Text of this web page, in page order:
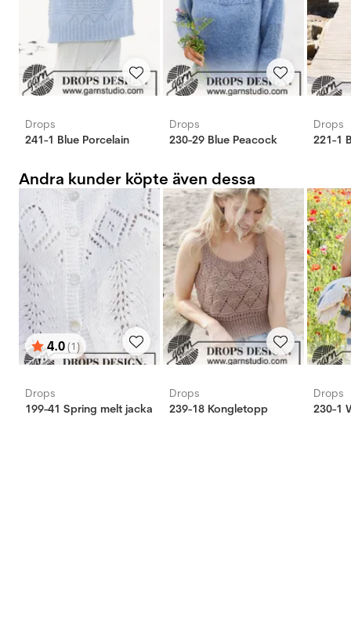
Drops
241-1 Blue Porcelain
Drops
230-29 Blue Peacock
Drops
221-1
Andra kunder köpte även dessa
Betyg:
4.0(1)
utav 5 stjärnor
Drops
199-41 Spring melt jacka
Drops
239-18 Kongletopp
Drops
230-1